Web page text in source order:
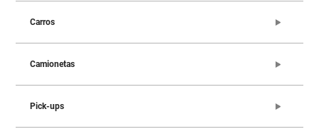
Carros
Camionetas
Pick-ups